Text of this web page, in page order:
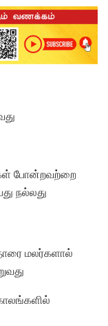
போன்றவற்றை
நல்லது
மலர்களால்